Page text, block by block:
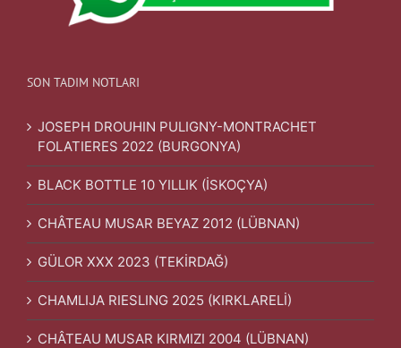
SON TADIM NOTLARI
JOSEPH DROUHIN PULIGNY-MONTRACHET
FOLATIERES 2022 (BURGONYA)
BLACK BOTTLE 10 YILLIK (İSKOÇYA)
CHÂTEAU MUSAR BEYAZ 2012 (LÜBNAN)
GÜLOR XXX 2023 (TEKİRDAĞ)
CHAMLIJA RIESLING 2025 (KIRKLARELİ)
CHÂTEAU MUSAR KIRMIZI 2004 (LÜBNAN)